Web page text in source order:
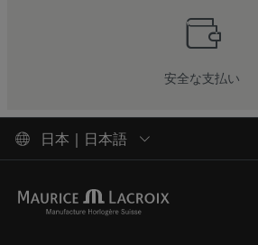
安全な支払い
日本 | 日本語